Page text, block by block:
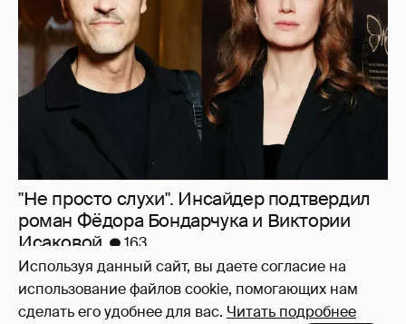
Используя данный сайт, вы даете согласие на
использование файлов cookie, помогающих нам
сделать его удобнее для вас. Читать подробнее
"Не просто слухи". Инсайдер подтвердил
роман Фёдора Бондарчука и Виктории
Исаковой
163